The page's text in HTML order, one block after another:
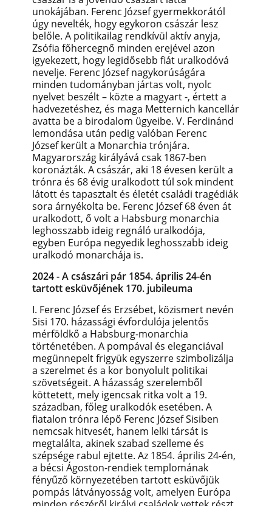
unokájában. Ferenc József gyermekkorától
úgy nevelték, hogy egykoron császár lesz
belőle. A politikailag rendkívül aktív anyja,
Zsófia főhercegnő minden erejével azon
igyekezett, hogy legidősebb fiát uralkodóvá
nevelje. Ferenc József nagykorúságára
minden tudományban jártas volt, nyolc
nyelvet beszélt – közte a magyart -, értett a
hadvezetéshez, és maga Metternich kancellár
avatta be a birodalom ügyeibe. V. Ferdinánd
lemondása után pedig valóban Ferenc
József került a Monarchia trónjára.
Magyarország királyává csak 1867-ben
koronázták. A császár, aki 18 évesen került a
trónra és 68 évig uralkodott túl sok mindent
látott és tapasztalt és életét családi tragédiák
sora árnyékolta be. Ferenc József 68 éven át
uralkodott, ő volt a Habsburg monarchia
leghosszabb ideig regnáló uralkodója,
egyben Európa negyedik leghosszabb ideig
uralkodó monarchája is.
2024 - A császári pár 1854. április 24-én
tartott esküvőjének 170. jubileuma
I. Ferenc József és Erzsébet, közismert nevén
Sisi 170. házassági évfordulója jelentős
mérföldkő a Habsburg-monarchia
történetében. A pompával és eleganciával
megünnepelt frigyük egyszerre szimbolizálja
a szerelmet és a kor bonyolult politikai
szövetségeit. A házasság szerelemből
köttetett, mely igencsak ritka volt a 19.
században, főleg uralkodók esetében. A
fiatalon trónra lépő Ferenc József Sisiben
nemcsak hitvesét, hanem lelki társát is
megtalálta, akinek szabad szelleme és
szépsége rabul ejtette. Az 1854. április 24-én,
a bécsi Ágoston-rendiek templomának
fényűző környezetében tartott esküvőjük
pompás látványosság volt, amelyen Európa